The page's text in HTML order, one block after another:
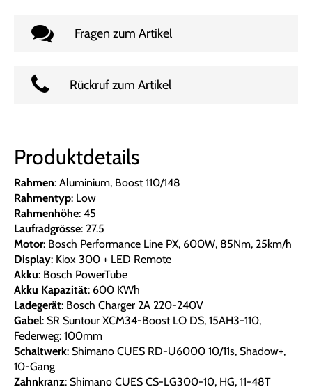
Fragen zum Artikel
Rückruf zum Artikel
Produktdetails
Rahmen: Aluminium, Boost 110/148
Rahmentyp: Low
Rahmenhöhe: 45
Laufradgrösse: 27.5
Motor: Bosch Performance Line PX, 600W, 85Nm, 25km/h
Display: Kiox 300 + LED Remote
Akku: Bosch PowerTube
Akku Kapazität: 600 KWh
Ladegerät: Bosch Charger 2A 220-240V
Gabel: SR Suntour XCM34-Boost LO DS, 15AH3-110,
Federweg: 100mm
Schaltwerk: Shimano CUES RD-U6000 10/11s, Shadow+,
10-Gang
Zahnkranz: Shimano CUES CS-LG300-10, HG, 11-48T